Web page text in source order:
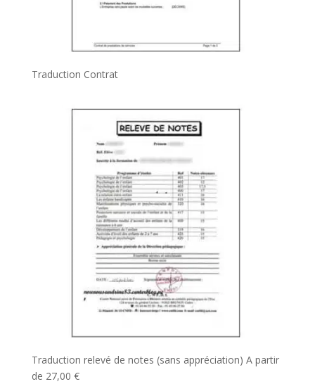
Traduction Contrat
Traduction relevé de notes (sans appréciation) A partir
de 27,00 €